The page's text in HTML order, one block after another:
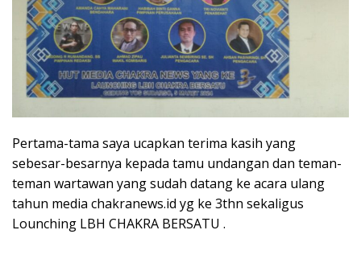
Pertama-tama saya ucapkan terima kasih yang
sebesar-besarnya kepada tamu undangan dan teman-
teman wartawan yang sudah datang ke acara ulang
tahun media chakranews.id yg ke 3thn sekaligus
Lounching LBH CHAKRA BERSATU .